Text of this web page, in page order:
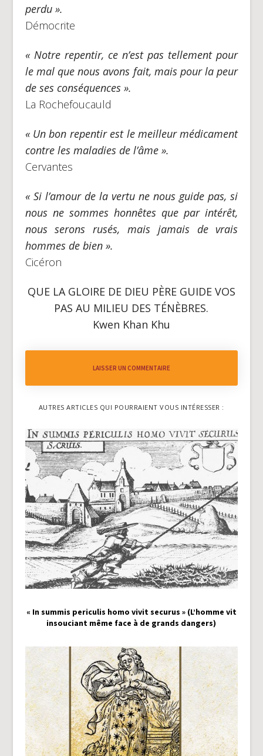
perdu ».
Démocrite
« Notre repentir, ce n’est pas tellement pour
le mal que nous avons fait, mais pour la peur
de ses conséquences ».
La Rochefoucauld
« Un bon repentir est le meilleur médicament
contre les maladies de l’âme ».
Cervantes
« Si l’amour de la vertu ne nous guide pas, si
nous ne sommes honnêtes que par intérêt,
nous serons rusés, mais jamais de vrais
hommes de bien ».
Cicéron
QUE LA GLOIRE DE DIEU PÈRE GUIDE VOS
PAS AU MILIEU DES TÉNÈBRES.
Kwen Khan Khu
LAISSER UN COMMENTAIRE
AUTRES ARTICLES QUI POURRAIENT VOUS INTÉRESSER :
« In summis periculis homo vivit securus » (L’homme vit
insouciant même face à de grands dangers)